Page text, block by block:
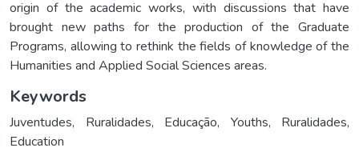
origin of the academic works, with discussions that have
brought new paths for the production of the Graduate
Programs, allowing to rethink the fields of knowledge of the
Humanities and Applied Social Sciences areas.
Keywords
Juventudes, Ruralidades, Educação, Youths, Ruralidades,
Education